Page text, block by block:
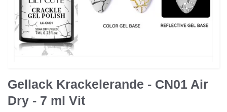
Gellack Krackelerande - CN01 Air
Dry - 7 ml Vit